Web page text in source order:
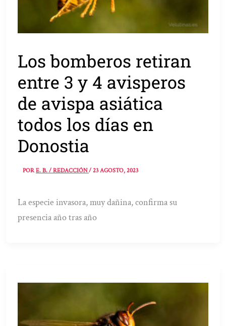
Los bomberos retiran
entre 3 y 4 avisperos
de avispa asiática
todos los días en
Donostia
PORE. B. / REDACCIÓN/23 AGOSTO, 2023
La especie invasora, muy dañina, confirma su
presencia año tras año